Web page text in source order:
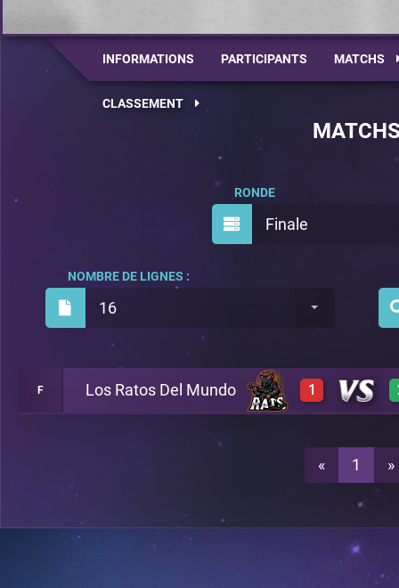
INFORMATIONS PARTICIPANTS MATCHS
CLASSEMENT
Finale
RONDE
16
NOMBRE DE LIGNES :
F Los Ratos Del Mundo 1
A29
A29
« 1 »